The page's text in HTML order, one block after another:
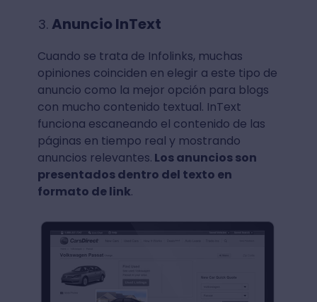
Anuncio InText
Cuando se trata de Infolinks, muchas
opiniones coinciden en elegir a este tipo de
anuncio como la mejor opción para blogs
con mucho contenido textual. InText
funciona escaneando el contenido de las
páginas en tiempo real y mostrando
anuncios relevantes. Los anuncios son
presentados dentro del texto en
formato de link.